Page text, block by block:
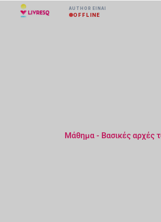
AUTHOR ΕΊΝΑΙ
OFFLINE
Μάθημα - Βασικές αρχές